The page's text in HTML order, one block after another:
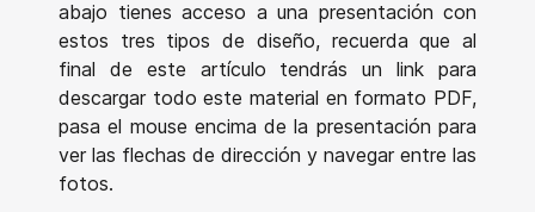
abajo tienes acceso a una presentación con
estos tres tipos de diseño, recuerda que al
final de este artículo tendrás un link para
descargar todo este material en formato PDF,
pasa el mouse encima de la presentación para
ver las flechas de dirección y navegar entre las
fotos.